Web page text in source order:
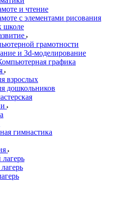
и чтение
с элементами рисования
школе
грамотности
и 3d-моделирование
графика
взрослых
дошкольников
гимнастика